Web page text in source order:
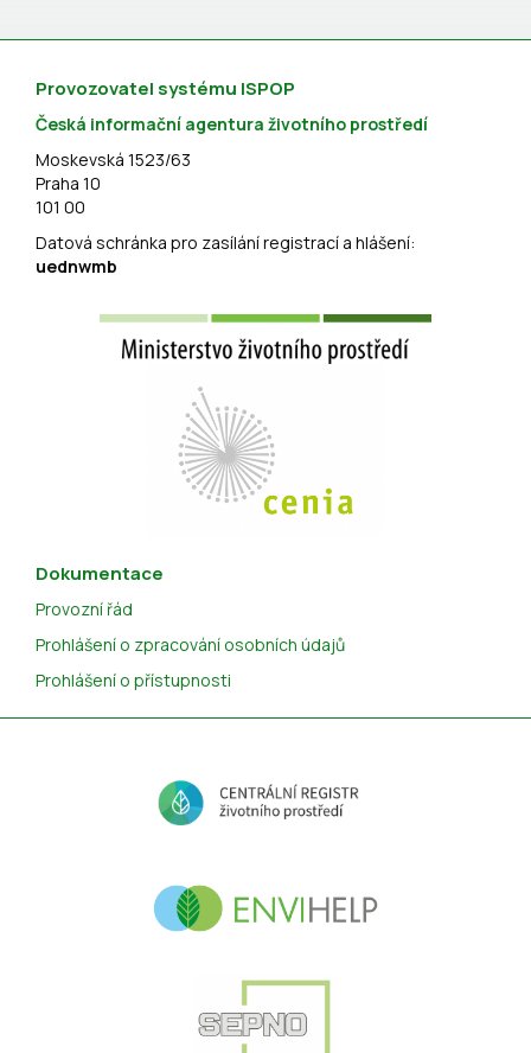
Provozovatel systému ISPOP
Česká informační agentura životního prostředí
Moskevská 1523/63
Praha 10
101 00
Datová schránka pro zasílání registrací a hlášení:
uednwmb
Dokumentace
Provozní řád
Prohlášení o zpracování osobních údajů
Prohlášení o přístupnosti